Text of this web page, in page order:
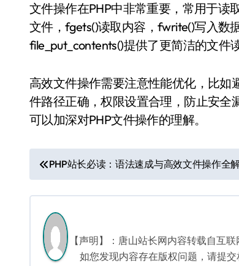
文件操作在PHP中非常重要，常用于读
文件，fgets()读取内容，fwrite()写入数
file_put_contents()提供了更简洁的文件
高效文件操作需要注意性能优化，比
件路径正确，权限设置合理，防止安全
可以加深对PHP文件操作的理解。
文
章
导
航
PHP站长必读：语法速成与高效文件操作全
【声明】：唐山站长网内容转载自互
如您发现内容存在版权问题，请提